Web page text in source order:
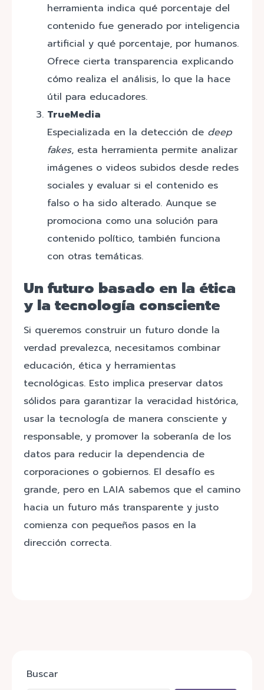
herramienta indica qué porcentaje del
contenido fue generado por inteligencia
artificial y qué porcentaje, por humanos.
Ofrece cierta transparencia explicando
cómo realiza el análisis, lo que la hace
útil para educadores.
TrueMedia
Especializada en la detección de deep
fakes, esta herramienta permite analizar
imágenes o videos subidos desde redes
sociales y evaluar si el contenido es
falso o ha sido alterado. Aunque se
promociona como una solución para
contenido político, también funciona
con otras temáticas.
Un futuro basado en la ética
y la tecnología consciente
Si queremos construir un futuro donde la
verdad prevalezca, necesitamos combinar
educación, ética y herramientas
tecnológicas. Esto implica preservar datos
sólidos para garantizar la veracidad histórica,
usar la tecnología de manera consciente y
responsable, y promover la soberanía de los
datos para reducir la dependencia de
corporaciones o gobiernos. El desafío es
grande, pero en LAIA sabemos que el camino
hacia un futuro más transparente y justo
comienza con pequeños pasos en la
dirección correcta.
Buscar